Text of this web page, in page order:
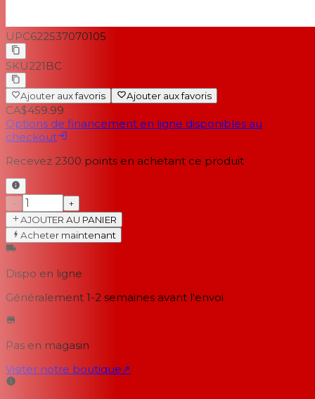
UPC622537070105
SKU221BC
Ajouter aux favoris Ajouter aux favoris
CA$459.99
Options de financement en ligne disponibles au
checkout
Recevez 2300 points en achetant ce produit
−
+
AJOUTER AU PANIER
Acheter maintenant
Dispo en ligne
Généralement 1-2 semaines avant l'envoi
Pas en magasin
Visiter notre boutique↗